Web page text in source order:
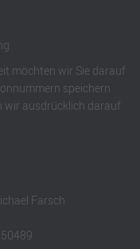
möchten wir Sie darauf
speichern
wir ausdrücklich darauf
Farsch